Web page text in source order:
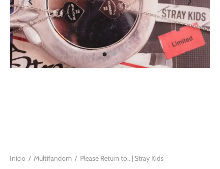
Inicio / Multifandom / Please Return to.. | Stray Kids